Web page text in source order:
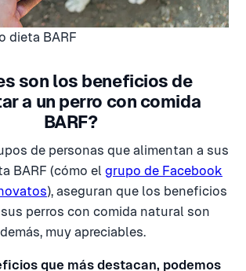
dieta BARF
son los beneficios de
a un perro con comida
BARF?
de personas que alimentan a sus
BARF (cómo el grupo de Facebook
), aseguran que los beneficios
perros con comida natural son
muy apreciables.
que más destacan, podemos